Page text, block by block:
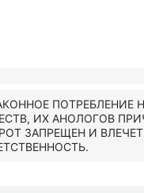
ПОТРЕБЛЕНИЕ
ИХ АНОЛОГОВ
ЗАПРЕЩЕН И